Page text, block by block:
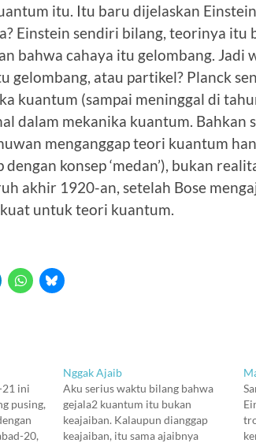
itu. Itu baru dijelaskan
Einstein sendiri bilang, teorinya itu
bahwa cahaya itu gelombang. Jadi
gelombang, atau partikel? Planck
kuantum (sampai meninggal di
dalam mekanika kuantum. Bahkan
menganggap teori kuantum
konsep ‘medan’), bukan
akhir 1920-an, setelah Bose
untuk teori kuantum.
21 ini
pusing,
20,
Nggak Ajaib
Aku serius waktu bilang bahwa
gejala2 kuantum itu bukan
keajaiban. Kalaupun dianggap
keajaiban, itu sama ajaibnya